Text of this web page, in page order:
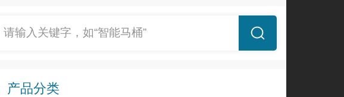
请输入关键字，如“智能马桶”
产品分类